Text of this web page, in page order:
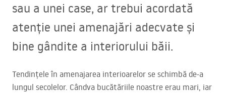
sau a unei case, ar trebui acordată
atenție unei amenajări adecvate și
bine gândite a interiorului băii.
Tendințele în amenajarea interioarelor se schimbă de-a
lungul secolelor. Cândva bucătăriile noastre erau mari, iar